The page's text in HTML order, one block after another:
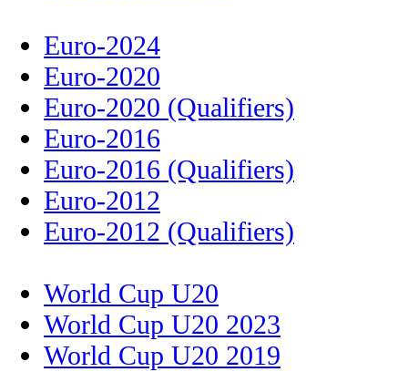
Euro-2024
Euro-2020
Euro-2020 (Qualifiers)
Euro-2016
Euro-2016 (Qualifiers)
Euro-2012
Euro-2012 (Qualifiers)
World Cup U20
World Cup U20 2023
World Cup U20 2019